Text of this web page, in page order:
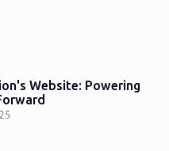
Website: Powering